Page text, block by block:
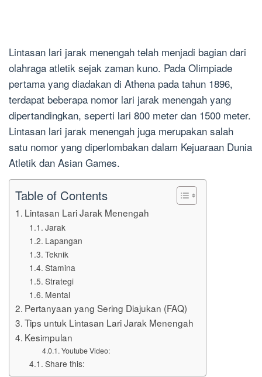
Lintasan lari jarak menengah telah menjadi bagian dari
olahraga atletik sejak zaman kuno. Pada Olimpiade
pertama yang diadakan di Athena pada tahun 1896,
terdapat beberapa nomor lari jarak menengah yang
dipertandingkan, seperti lari 800 meter dan 1500 meter.
Lintasan lari jarak menengah juga merupakan salah
satu nomor yang diperlombakan dalam Kejuaraan Dunia
Atletik dan Asian Games.
Table of Contents
Lintasan Lari Jarak Menengah
Jarak
Lapangan
Teknik
Stamina
Strategi
Mental
Pertanyaan yang Sering Diajukan (FAQ)
Tips untuk Lintasan Lari Jarak Menengah
Kesimpulan
Youtube Video:
Share this: